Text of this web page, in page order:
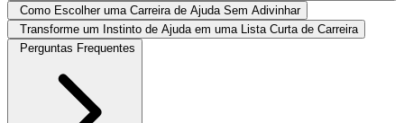
Como Escolher uma Carreira de Ajuda Sem Adivinhar
Transforme um Instinto de Ajuda em uma Lista Curta de Carreira
Perguntas Frequentes